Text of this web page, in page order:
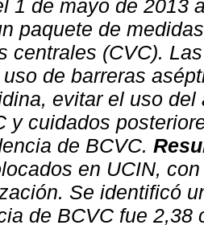
1 de mayo de 2013
paquete de
centrales (CVC).
de barreras
evitar el uso
y cuidados
de BCVC.
en UCIN,
Se identificó
de BCVC fue 2,38